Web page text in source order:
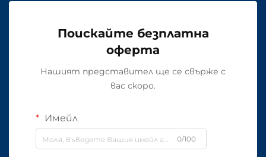
Поискайте безплатна
оферта
Нашият представител ще се свърже с
вас скоро.
Имейл
0/100